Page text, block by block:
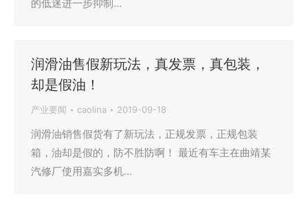
的低迷进一步抑制…
润滑油售假新玩法，真发票，真包装，
却是假油！
产业要闻 caolina 2019-09-18
润滑油销售假货有了新玩法，正规发票，正规包装
箱，油却是假的，防不胜防啊！ 最近有车主在曲靖某
汽修厂使用嘉实多机…